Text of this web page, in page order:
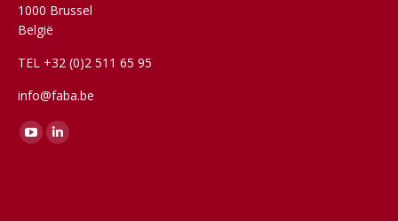
1000 Brussel
België
TEL +32 (0)2 511 65 95
info@faba.be
Vind ons op:
YouTubeLinkedin